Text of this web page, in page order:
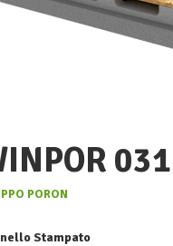
031
PORON
Stampato